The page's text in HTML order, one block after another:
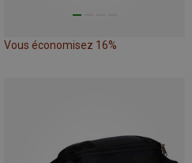
Vous économisez 16%